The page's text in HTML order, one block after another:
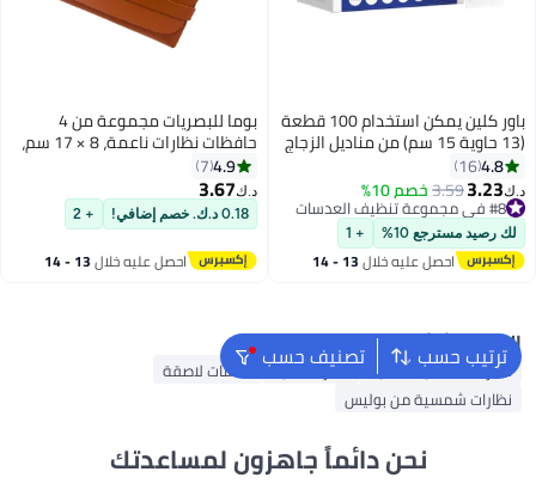
باور كلين يمكن استخدام 100 قطعة
(13 حاوية 15 سم) من مناديل الزجاج
المضاد للضباب، معبأة بشكل فردي،
للنظارات والنظارات الشمسية
وشاشات الهاتف المحمول والألواح
وعدسات الكاميرا والشاشات
الإلكترونية الأخرى
4.8
16
د.ك‏3.23
3.59خصم 10% #8 في مجموعة تنظيف العدسات
أقل سعر في السنة
باقي 1 وحدات في المخزون
تم بيع +20 مؤخرًا
#8 في مجموعة تنظيف العدسات
لك رصيد مسترجع 10% + 1
احصل عليه خلال 13 - 14
بوما للبصريات مجموعة من 4
حافظات نظارات ناعمة، 8 × 17 سم،
حافظة نظارات ناعمة، جلد بولي
يوريثين، محمولة، حافظة نظارات
شمسية، حقيبة ناعمة، حقيبة
نظارات شمسية للرجال والنساء:
بني، أبيض، رمادي وأسود للتخزين
والسفر.
4.9
7
د.ك‏3.67
0.18 د.ك. خصم إضافي! + 2
احصل عليه خلال 13 - 14
ترتيب حسب تصنيف حسب البحث الشائع
نظارات شمسية نسائية نظارات ذكية
عدسات لاصقة
نظارات شمسية من بوليس
نحن دائماً جاهزون لمساعدتك